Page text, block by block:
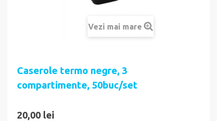
Vezi mai mare
Caserole termo negre, 3
compartimente, 50buc/set
20,00 lei